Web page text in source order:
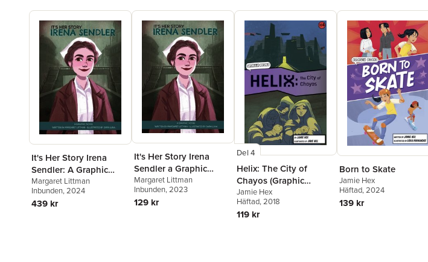
It's Her Story Irena
Sendler: A Graphic
Novel
Margaret Littman
Inbunden, 2024
439 kr
It's Her Story Irena
Sendler a Graphic
Novel
Margaret Littman
Inbunden, 2023
129 kr
Del 4
Helix: The City of
Chayos (Graphic
Reluctant Reader)
Jamie Hex
Häftad, 2018
119 kr
Born to Skate
Jamie Hex
Häftad, 2024
139 kr